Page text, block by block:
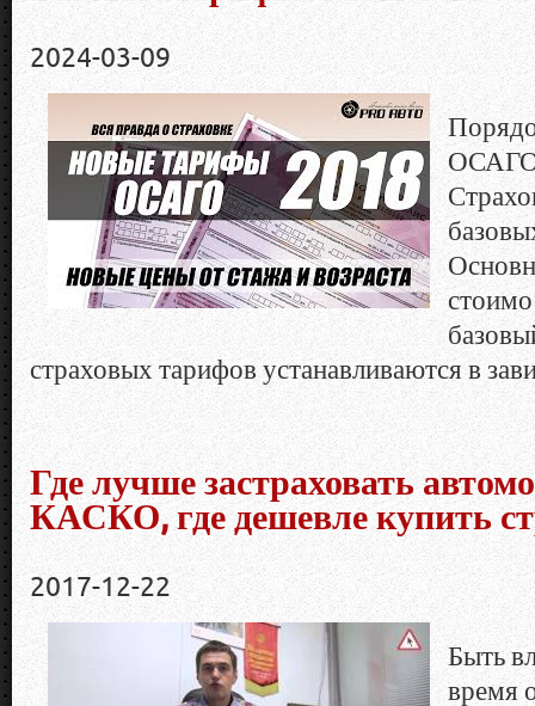
2024-03-09
ОСАГО
страховых тарифов устанавливаются в
Где лучше застраховать
КАСКО, где дешевле купить
2017-12-22
Быть
время